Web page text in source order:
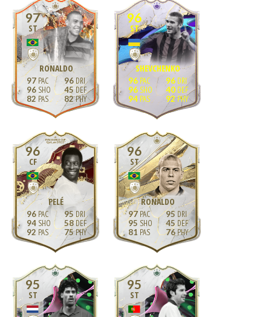
97
ST
RONALDO
97
96
82
96
45
82
96
ST
SHEVCHENKO
96
96
94
96
40
92
96
CF
PELÉ
96
94
92
95
58
75
96
ST
RONALDO
97
95
81
95
45
76
95
ST
95
ST